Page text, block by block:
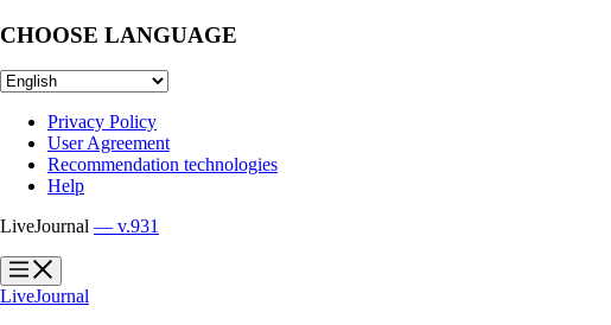
CHOOSE LANGUAGE
Privacy Policy
User Agreement
Recommendation technologies
Help
LiveJournal — v.931
?
?
LiveJournal